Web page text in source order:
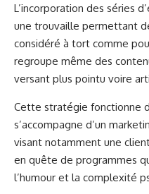
L’incorporation des séries
une trouvaille permettant
considéré à tort comme
regroupe même des
versant plus pointu voire
Cette stratégie fonctionne
s’accompagne d’un
visant notamment une
en quête de programmes
l’humour et la complexité